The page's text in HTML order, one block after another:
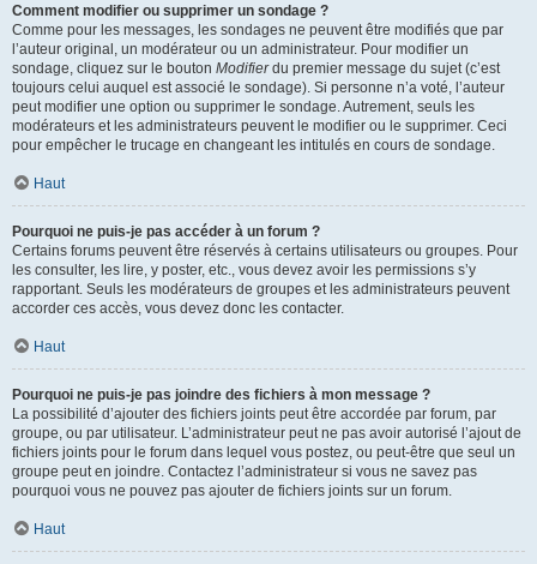
Comment modifier ou supprimer un sondage ?
Comme pour les messages, les sondages ne peuvent être modifiés que par
l’auteur original, un modérateur ou un administrateur. Pour modifier un
sondage, cliquez sur le bouton Modifierdu premier message du sujet (c’est
toujours celui auquel est associé le sondage). Si personne n’a voté, l’auteur
peut modifier une option ou supprimer le sondage. Autrement, seuls les
modérateurs et les administrateurs peuvent le modifier ou le supprimer. Ceci
pour empêcher le trucage en changeant les intitulés en cours de sondage.
Haut
Pourquoi ne puis-je pas accéder à un forum ?
Certains forums peuvent être réservés à certains utilisateurs ou groupes. Pour
les consulter, les lire, y poster, etc., vous devez avoir les permissions s’y
rapportant. Seuls les modérateurs de groupes et les administrateurs peuvent
accorder ces accès, vous devez donc les contacter.
Haut
Pourquoi ne puis-je pas joindre des fichiers à mon message ?
La possibilité d’ajouter des fichiers joints peut être accordée par forum, par
groupe, ou par utilisateur. L’administrateur peut ne pas avoir autorisé l’ajout de
fichiers joints pour le forum dans lequel vous postez, ou peut-être que seul un
groupe peut en joindre. Contactez l’administrateur si vous ne savez pas
pourquoi vous ne pouvez pas ajouter de fichiers joints sur un forum.
Haut